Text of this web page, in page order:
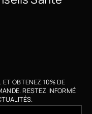
OBTENEZ 10% DE
RESTEZ INFORMÉ